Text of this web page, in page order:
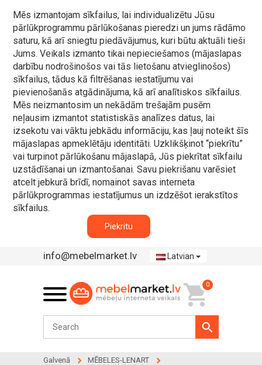
Mēs izmantojam sīkfailus, lai individualizētu Jūsu
pārlūkprogrammu pārlūkošanas pieredzi un jums rādāmo
saturu, kā arī sniegtu piedāvājumus, kuri būtu aktuāli tieši
Jums. Veikals izmanto tikai nepieciešamos (mājaslapas
darbību nodrošinošos vai tās lietošanu atvieglinošos)
sīkfailus, tādus kā filtrēšanas iestatījumu vai
pievienošanās atgādinājuma, kā arī analītiskos sīkfailus.
Mēs neizmantosim un nekādām trešajām pusēm
neļausim izmantot statistiskās analīzes datus, lai
izsekotu vai vāktu jebkādu informāciju, kas ļauj noteikt šīs
mājaslapas apmeklētāju identitāti. Uzklikšķinot “piekrītu”
vai turpinot pārlūkošanu mājaslapā, Jūs piekrītat sīkfailu
uzstādīšanai un izmantošanai. Savu piekrišanu varēsiet
atcelt jebkurā brīdī, nomainot savas interneta
pārlūkprogrammas iestatījumus un izdzēšot ierakstītos
sīkfailus.
Piekritu
info@mebelmarket.lv Latvian
0
Galvenā
MĒBELES-LENART